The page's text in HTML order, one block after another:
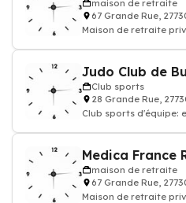
maison de retraite
67 Grande Rue,
Maison de retraite
Club sports
28 Grande Rue,
Club sports
Medica France
maison de retraite
67 Grande Rue,
Maison de retraite